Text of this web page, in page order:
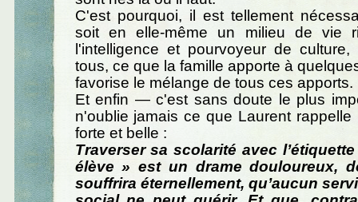
C'est pourquoi, il est tellement
soit en elle-même un milieu de vie
l'intelligence et pourvoyeur de
tous, ce que la famille apporte à
favorise le mélange de tous ces apports.
Et enfin — c'est sans doute le plus
n'oublie jamais ce que Laurent
forte et belle :
Traverser sa scolarité avec
élève » est un drame douloureux,
souffrira éternellement, qu’aucun